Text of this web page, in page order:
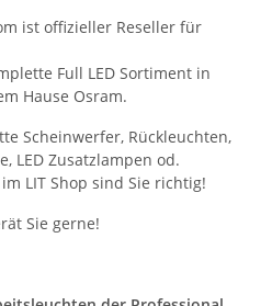
ist offizieller Reseller für
Full LED Sortiment in
Hause Osram.
Scheinwerfer, Rückleuchten,
LED Zusatzlampen od.
LIT Shop sind Sie richtig!
Sie gerne!